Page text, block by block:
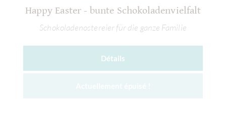
Happy Easter - bunte Schokoladenvielfalt
Schokoladenostereier für die ganze Familie
Détails